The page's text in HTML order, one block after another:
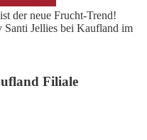
der neue Frucht-Trend!
Santi Jellies bei Kaufland im
Filiale